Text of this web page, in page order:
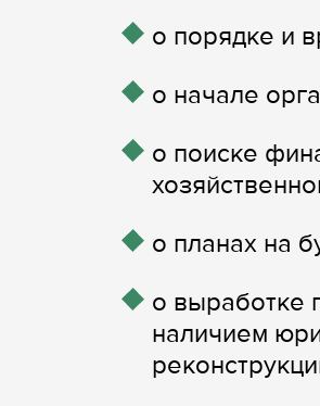
о порядке и
о начале
о поиске
о планах на
о выработке
наличием